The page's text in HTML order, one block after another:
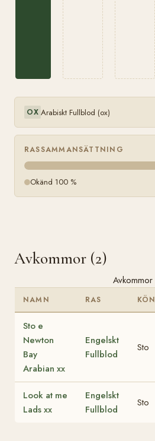
OX Arabiskt Fullblod (ox)
RASSAMMANSÄTTNING
Okänd 100 %
Avkommor (2)
Avkommor
NAMN RAS KÖN
Sto e
Newton
Bay
Arabian xx
Engelskt
Fullblod
Sto
Look at me
Lads xx
Engelskt
Fullblod
Sto